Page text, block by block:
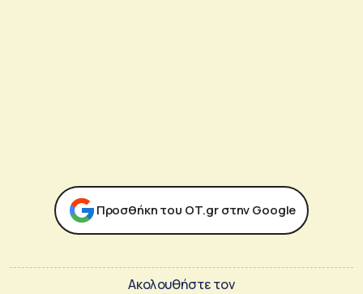
Προσθήκη του ΟΤ.gr στην Google
Ακολουθήστε τον